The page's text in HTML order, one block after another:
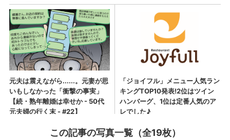
この記事の写真一覧（全19枚）